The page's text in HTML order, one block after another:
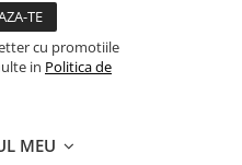
cu promotiile
in Politica de
MEU